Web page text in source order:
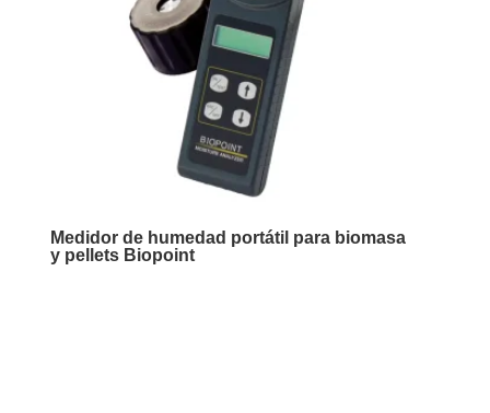
Medidor de humedad portátil para biomasa
y pellets Biopoint